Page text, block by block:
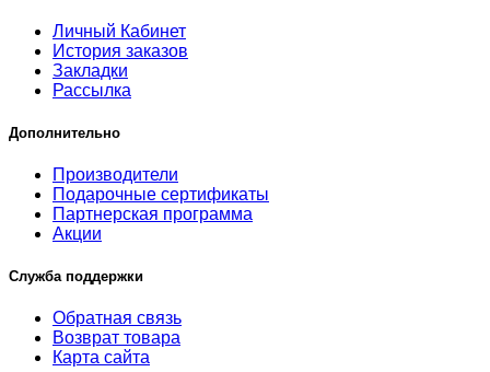
Личный Кабинет
История заказов
Закладки
Рассылка
Дополнительно
Производители
Подарочные сертификаты
Партнерская программа
Акции
Служба поддержки
Обратная связь
Возврат товара
Карта сайта